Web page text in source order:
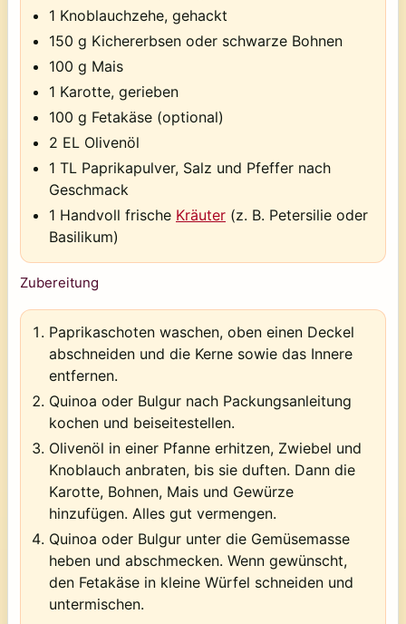
1 Knoblauchzehe, gehackt
150 g Kichererbsen oder schwarze Bohnen
100 g Mais
1 Karotte, gerieben
100 g Fetakäse (optional)
2 EL Olivenöl
1 TL Paprikapulver, Salz und Pfeffer nach
Geschmack
1 Handvoll frische Kräuter (z. B. Petersilie oder
Basilikum)
Zubereitung
Paprikaschoten waschen, oben einen Deckel
abschneiden und die Kerne sowie das Innere
entfernen.
Quinoa oder Bulgur nach Packungsanleitung
kochen und beiseitestellen.
Olivenöl in einer Pfanne erhitzen, Zwiebel und
Knoblauch anbraten, bis sie duften. Dann die
Karotte, Bohnen, Mais und Gewürze
hinzufügen. Alles gut vermengen.
Quinoa oder Bulgur unter die Gemüsemasse
heben und abschmecken. Wenn gewünscht,
den Fetakäse in kleine Würfel schneiden und
untermischen.